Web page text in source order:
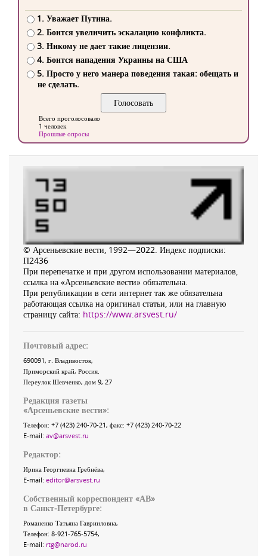
1. Уважает Путина.
2. Боится увеличить эскалацию конфликта.
3. Никому не дает такие лицензии.
4. Боится нападения Украины на США
5. Просто у него манера поведения такая: обещать и
не сделать.
Всего проголосовало
1 человек
Прошлые опросы
© Арсеньевские вести, 1992—2022. Индекс подписки:
П2436
При перепечатке и при другом использовании материалов,
ссылка на «Арсеньевские вести» обязательна.
При републикации в сети интернет так же обязательна
работающая ссылка на оригинал статьи, или на главную
страницу сайта: https://www.arsvest.ru/
Почтовый адрес:
690091, г. Владивосток,
Приморский край, Россия
Переулок Шевченко, дом 9, 27
Редакция газеты
«Арсеньевские вести»:
Телефон: +7 (423) 240-70-21, факс: +7 (423) 240-70-22
E-mail: av@arsvest.ru
Редактор:
Ирина Георгиевна Гребнёва,
E-mail: editor@arsvest.ru
Собственный корреспондент «АВ»
в Санкт-Петербурге:
Романенко Татьяна Гаврииловна,
Телефон: 8-921-765-5754,
E-mail: rtg@narod.ru